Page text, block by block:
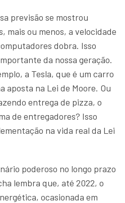
previsão se mostrou
mais ou menos, a velocidade
dobra. Isso
da nossa geração.
a Tesla, que é um carro
aposta na Lei de Moore. Ou
entrega de pizza, o
de entregadores? Isso
na vida real da Lei
poderoso no longo prazo
lembra que, até 2022, o
ocasionada em